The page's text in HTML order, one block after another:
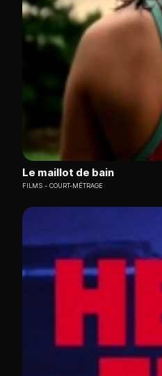
Le maillot de bain
FILMS COURT-MÉTRAGE